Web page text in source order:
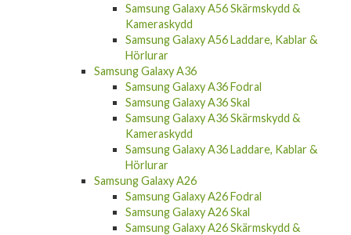
Samsung Galaxy A56 Skärmskydd &
Kameraskydd
Samsung Galaxy A56 Laddare, Kablar &
Hörlurar
Samsung Galaxy A36
Samsung Galaxy A36 Fodral
Samsung Galaxy A36 Skal
Samsung Galaxy A36 Skärmskydd &
Kameraskydd
Samsung Galaxy A36 Laddare, Kablar &
Hörlurar
Samsung Galaxy A26
Samsung Galaxy A26 Fodral
Samsung Galaxy A26 Skal
Samsung Galaxy A26 Skärmskydd &